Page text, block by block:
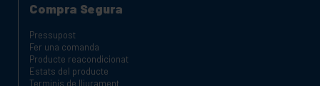
Compra Segura
Pressupost
Fer una comanda
Producte reacondicionat
Estats del producte
Terminis de lliurament